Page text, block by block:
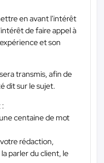
en avant l'intérêt
de faire appel à
et son
transmis, afin de
dit sur le sujet.
centaine de mot
rédaction,
parler du client, le